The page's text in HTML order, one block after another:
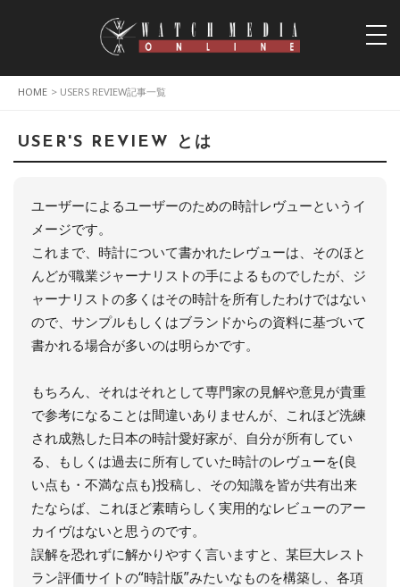
HOME > USERS REVIEW記事一覧
USER'S REVIEW とは
ユーザーによるユーザーのための時計レヴューというイ
メージです。
これまで、時計について書かれたレヴューは、そのほと
んどが職業ジャーナリストの手によるものでしたが、ジ
ャーナリストの多くはその時計を所有したわけではない
ので、サンプルもしくはブランドからの資料に基づいて
書かれる場合が多いのは明らかです。
もちろん、それはそれとして専門家の見解や意見が貴重
で参考になることは間違いありませんが、これほど洗練
され成熟した日本の時計愛好家が、自分が所有してい
る、もしくは過去に所有していた時計のレヴューを(良
い点も・不満な点も)投稿し、その知識を皆が共有出来
たならば、これほど素晴らしく実用的なレビューのアー
カイヴはないと思うのです。
誤解を恐れずに解かりやすく言いますと、某巨大レスト
ラン評価サイトの“時計版”みたいなものを構築し、各項